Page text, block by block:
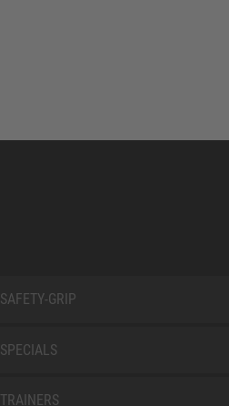
SAFETY-GRIP
SPECIALS
TRAINERS